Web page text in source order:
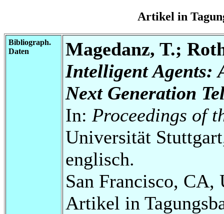
Artikel in
Bibliograph.
Daten
Magedanz, T.;
Intelligent Agents:
Next Generation
In: Proceedings of
Universität
englisch.
San Francisco,
Artikel in